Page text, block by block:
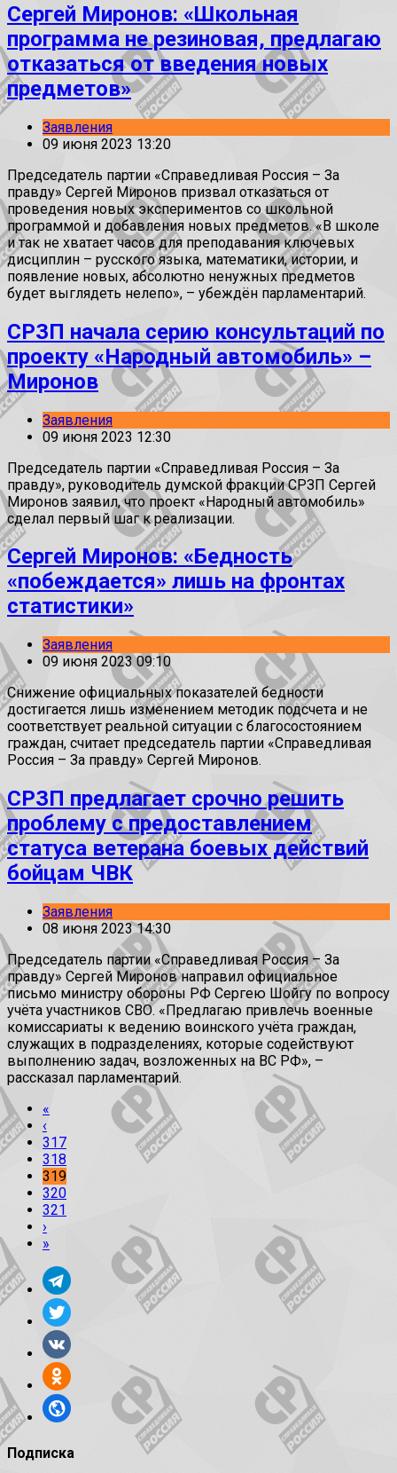
Сергей Миронов: «Школьная
программа не резиновая, предлагаю
отказаться от введения новых
предметов»
Заявления
09 июня 2023 13:20
Председатель партии «Справедливая Россия – За
правду» Сергей Миронов призвал отказаться от
проведения новых экспериментов со школьной
программой и добавления новых предметов. «В школе
и так не хватает часов для преподавания ключевых
дисциплин – русского языка, математики, истории, и
появление новых, абсолютно ненужных предметов
будет выглядеть нелепо», – убеждён парламентарий.
СРЗП начала серию консультаций по
проекту «Народный автомобиль» –
Миронов
Заявления
09 июня 2023 12:30
Председатель партии «Справедливая Россия – За
правду», руководитель думской фракции СРЗП Сергей
Миронов заявил, что проект «Народный автомобиль»
сделал первый шаг к реализации.
Сергей Миронов: «Бедность
«побеждается» лишь на фронтах
статистики»
Заявления
09 июня 2023 09:10
Снижение официальных показателей бедности
достигается лишь изменением методик подсчета и не
соответствует реальной ситуации с благосостоянием
граждан, считает председатель партии «Справедливая
Россия – За правду» Сергей Миронов.
СРЗП предлагает срочно решить
проблему с предоставлением
статуса ветерана боевых действий
бойцам ЧВК
Заявления
08 июня 2023 14:30
Председатель партии «Справедливая Россия – За
правду» Сергей Миронов направил официальное
письмо министру обороны РФ Сергею Шойгу по вопросу
учёта участников СВО. «Предлагаю привлечь военные
комиссариаты к ведению воинского учёта граждан,
служащих в подразделениях, которые содействуют
выполнению задач, возложенных на ВС РФ», –
рассказал парламентарий.
«
‹
317
318
319
320
321
›
»
Подписка